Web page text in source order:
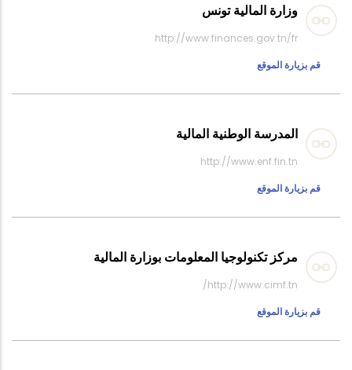
وزارة المالية تونس
http://www.finances.gov.tn/fr
قم بزيارة الموقع
المدرسة الوطنية المالية
http://www.enf.fin.tn
قم بزيارة الموقع
مركز تكنولوجيا المعلومات بوزارة المالية
http://www.cimf.tn/
قم بزيارة الموقع